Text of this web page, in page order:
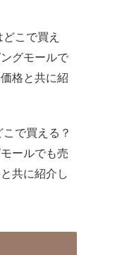
こで買え
グモールで
格と共に紹
で買える？
ールでも売
共に紹介し